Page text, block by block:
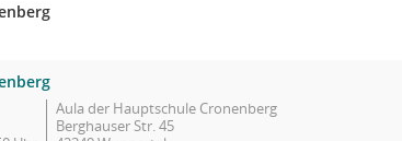
Aula der Hauptschule Cronenberg
Berghauser Str. 45